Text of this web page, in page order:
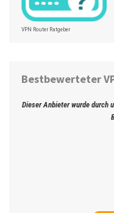
VPN Router Ratgeber
Bestbewerteter
Dieser Anbieter wurde durch